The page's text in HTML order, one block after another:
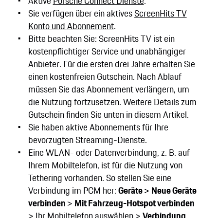
Sie verfügen über ein aktivesScreenHits TV
Konto und Abonnement.
Bitte beachten Sie: ScreenHits TV ist ein
kostenpflichtiger Service und unabhängiger
Anbieter. Für die ersten drei Jahre erhalten Sie
einen kostenfreien Gutschein. Nach Ablauf
müssen Sie das Abonnement verlängern, um
die Nutzung fortzusetzen. Weitere Details zum
Gutschein finden Sie unten in diesem Artikel.
Sie haben aktive Abonnements für Ihre
bevorzugten Streaming-Dienste.
Eine WLAN- oder Datenverbindung, z. B. auf
Ihrem Mobiltelefon, ist für die Nutzung von
Tethering vorhanden. So stellen Sie eine
Verbindung im PCM her:Geräte> Neue Geräte
verbinden> Mit Fahrzeug-Hotspot verbinden